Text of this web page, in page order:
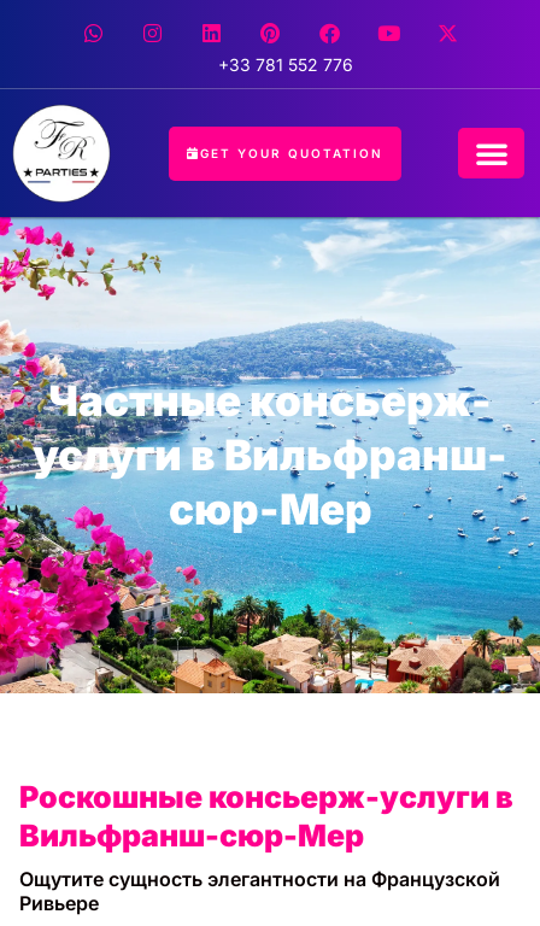
+33 781 552 776
GET YOUR QUOTATION
Частные консьерж-
услуги в Вильфранш-
сюр-Мер
Роскошные консьерж-услуги в
Вильфранш-сюр-Мер
Ощутите сущность элегантности на Французской
Ривьере